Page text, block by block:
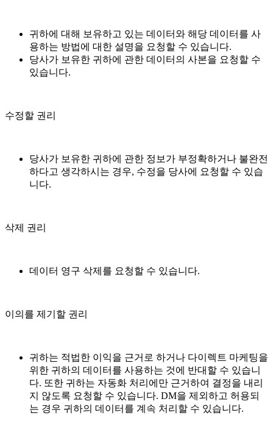
귀하에 대해 보유하고 있는 데이터와 해당 데이터를 사
용하는 방법에 대한 설명을 요청할 수 있습니다.
당사가 보유한 귀하에 관한 데이터의 사본을 요청할 수
있습니다.
수정할 권리
당사가 보유한 귀하에 관한 정보가 부정확하거나 불완전
하다고 생각하시는 경우, 수정을 당사에 요청할 수 있습
니다.
삭제 권리
데이터 영구 삭제를 요청할 수 있습니다.
이의를 제기할 권리
귀하는 적법한 이익을 근거로 하거나 다이렉트 마케팅을
위한 귀하의 데이터를 사용하는 것에 반대할 수 있습니
다. 또한 귀하는 자동화 처리에만 근거하여 결정을 내리
지 않도록 요청할 수 있습니다. DM을 제외하고 허용되
는 경우 귀하의 데이터를 계속 처리할 수 있습니다.